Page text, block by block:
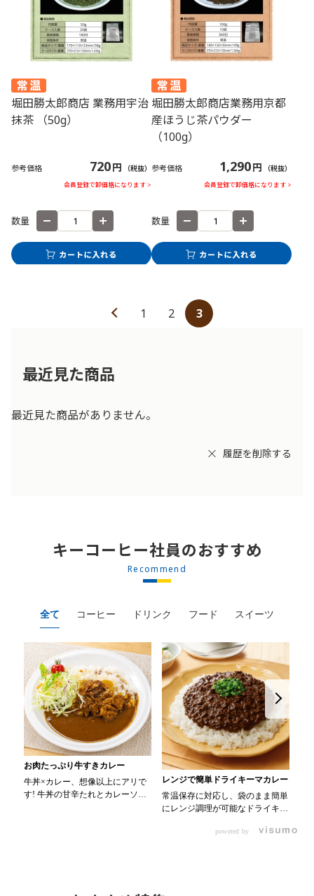
堀田勝太郎商店 業務用宇治
抹茶 （50g）
参考価格 720円 （税抜）
会員登録で卸価格になります >
数量
堀田勝太郎商店業務用京都
産ほうじ茶パウダー
（100g）
参考価格 1,290円 （税抜）
会員登録で卸価格になります >
数量
1 2 3
最近見た商品
最近見た商品がありません。
履歴を削除する
キーコーヒー社員のおすすめ
Recommend
全て コーヒー ドリンク フード スイーツ
お肉たっぷり牛すきカレー
牛丼×カレー、想像以上にアリで
す! 牛丼の甘辛たれとカレーソー
レンジで簡単ドライキーマカレー
常温保存に対応し、袋のまま簡単
にレンジ調理が可能なドライキー
お店のオリジナルメニューにアレ
powered by